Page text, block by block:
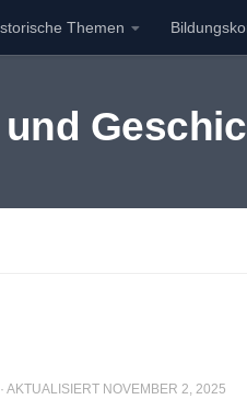
Themen
· AKTUALISIERT NOVEMBER 2, 2025